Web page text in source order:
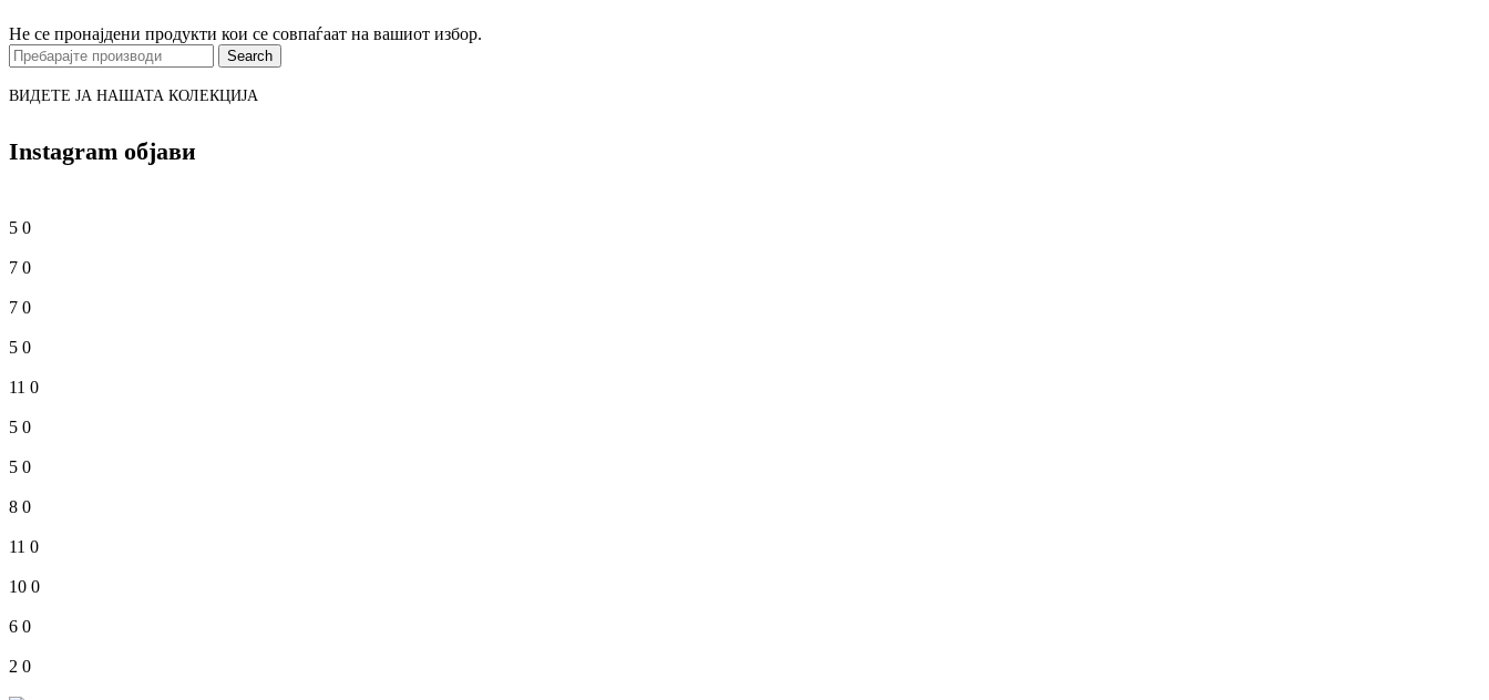
Не се пронајдени продукти кои се совпаѓаат на вашиот избор.
Search
ВИДЕТЕ ЈА НАШАТА КОЛЕКЦИЈА
Instagram објави
5 0
7 0
7 0
5 0
11 0
5 0
5 0
8 0
11 0
10 0
6 0
2 0